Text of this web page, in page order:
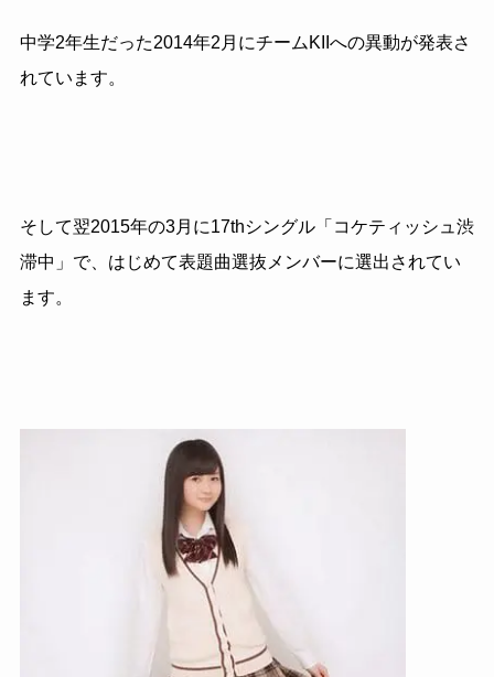
中学2年生だった2014年2月にチームKIIへの異動が発表さ
れています。
そして翌2015年の3月に17thシングル「コケティッシュ渋
滞中」で、はじめて表題曲選抜メンバーに選出されてい
ます。